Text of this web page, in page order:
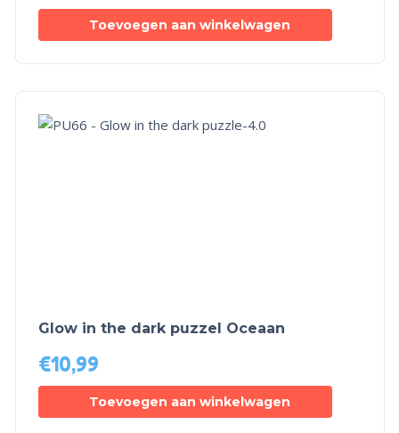
Toevoegen aan winkelwagen
Glow in the dark puzzel Oceaan
€10,99
Toevoegen aan winkelwagen